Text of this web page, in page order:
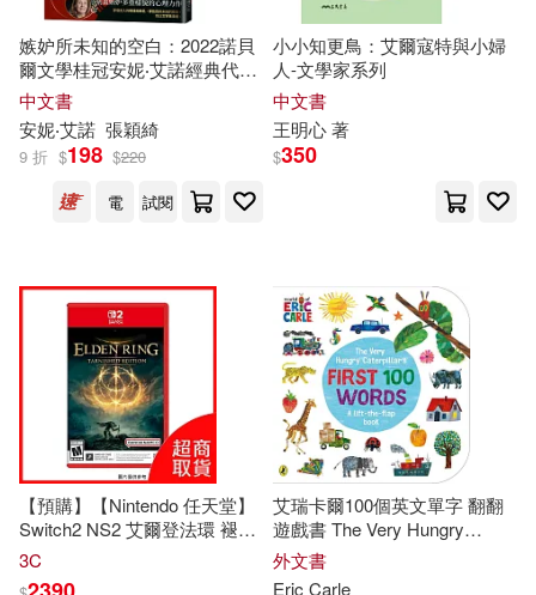
嫉妒所未知的空白：2022諾貝
爾文學桂冠安妮‧艾諾經典代表
作
中文書
安妮‧艾諾 張穎綺
9 折 $198 $220
電
試閱
小小知更鳥：艾爾寇特與小婦
人-文學家系列
中文書
王明心 著
$350
【預購】【Nintendo 任天堂】
Switch2 NS2 艾爾登法環 褪色
者版 鑰匙卡 中文版 台灣公司
3C
艾瑞卡爾100個英文單字 翻翻
遊戲書 The Very Hungry
Caterpillar’s First 100 Words
外文書
Eric Carle